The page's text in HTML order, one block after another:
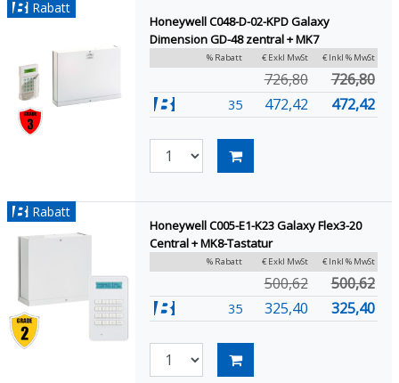
Rabatt
Honeywell C048-D-02-KPD Galaxy
Dimension GD-48 zentral + MK7
% Rabatt € Exkl MwSt € Inkl % MwSt
726,80 726,80
35 472,42 472,42
Rabatt
Honeywell C005-E1-K23 Galaxy Flex3-20
Central + MK8-Tastatur
% Rabatt € Exkl MwSt € Inkl % MwSt
500,62 500,62
35 325,40 325,40